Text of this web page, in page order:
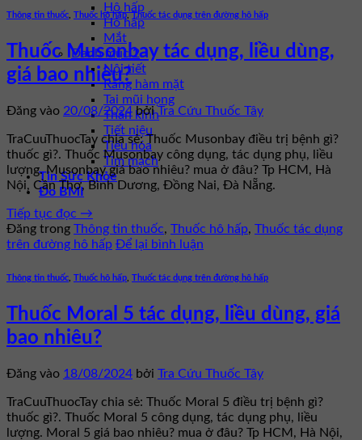
Hô hấp
Hô hấp
Mắt
Danh mục 2
Nội tiết
Răng hàm mặt
Tai mũi họng
Thần kinh
Tiết niệu
Tiêu hóa
Tim mạch
Tin Sức Khỏe
Đo BMI
Thông tin thuốc Thuốc hô hấp,Thuốc tác dụng trên đường hô hấp
Thuốc Musonbay tác dụng, liều dùng,
giá bao nhiêu?
Đăng vào 20/08/2024 bởiTra Cứu Thuốc Tây
TraCuuThuocTay chia sẻ: Thuốc Musonbay điều trị bệnh gì?
thuốc gì?. Thuốc Musonbay công dụng, tác dụng phụ, liều
lượng. Musonbay giá bao nhiêu? mua ở đâu? Tp HCM, Hà
Nội, Cần Thơ, Bình Dương, Đồng Nai, Đà Nẵng.
Tiếp tục đọc →
Đăng trong Thông tin thuốc, Thuốc hô hấp, Thuốc tác dụng
trên đường hô hấp Để lại bình luận
Thông tin thuốc Thuốc hô hấp Thuốc tác dụng trên đường hô hấp
Thuốc Moral 5 tác dụng, liều dùng, giá
bao nhiêu?
Đăng vào 18/08/2024 bởi Tra Cứu Thuốc Tây
TraCuuThuocTay chia sẻ: Thuốc Moral 5 điều trị bệnh gì?
thuốc gì?. Thuốc Moral 5 công dụng, tác dụng phụ, liều
lượng. Moral 5 giá bao nhiêu? mua ở đâu? Tp HCM, Hà Nội,